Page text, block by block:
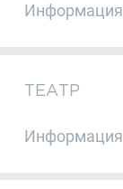
Информация
ТЕАТР
Информация